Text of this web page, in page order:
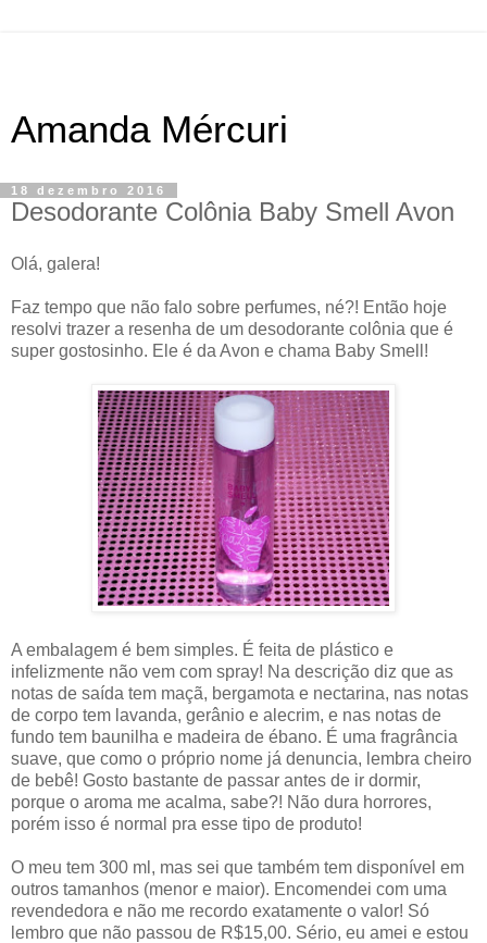
Amanda Mércuri
18 dezembro 2016
Desodorante Colônia Baby Smell Avon
Olá, galera!
Faz tempo que não falo sobre perfumes, né?! Então hoje
resolvi trazer a resenha de um desodorante colônia que é
super gostosinho. Ele é da Avon e chama Baby Smell!
A embalagem é bem simples. É feita de plástico e
infelizmente não vem com spray! Na descrição diz que as
notas de saída tem maçã, bergamota e nectarina, nas notas
de corpo tem lavanda, gerânio e alecrim, e nas notas de
fundo tem baunilha e madeira de ébano. É uma fragrância
suave, que como o próprio nome já denuncia, lembra cheiro
de bebê! Gosto bastante de passar antes de ir dormir,
porque o aroma me acalma, sabe?! Não dura horrores,
porém isso é normal pra esse tipo de produto!
O meu tem 300 ml, mas sei que também tem disponível em
outros tamanhos (menor e maior). Encomendei com uma
revendedora e não me recordo exatamente o valor! Só
lembro que não passou de R$15,00. Sério, eu amei e estou